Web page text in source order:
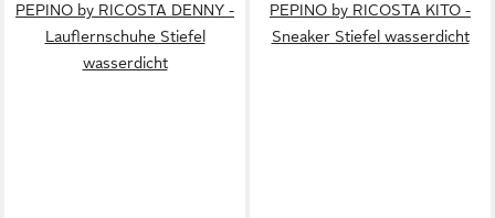
PEPINO by RICOSTA DENNY -
Lauflernschuhe Stiefel
wasserdicht
PEPINO by RICOSTA KITO -
Sneaker Stiefel wasserdicht